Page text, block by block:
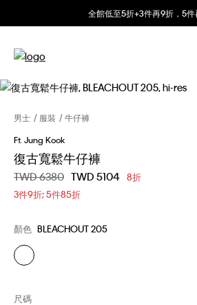
全館低至5折+3件再9折，5
男士 服裝
牛仔褲
Ft. Jung Kook
復古寬鬆牛仔褲
價格扣減從
TWD 6380 至
TWD 5104 8折
3件9折; 5件85折
顏色 BLEACHOUT 205
尺碼